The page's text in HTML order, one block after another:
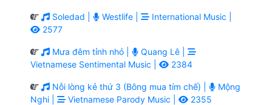
Soledad | Westlife |
International Music |
2577
Mưa đêm tỉnh nhỏ |
Quang Lê |
Vietnamese Sentimental Music |
2384
Nỗi lòng kẻ thứ 3 (Bông mua tím chế) |
Mộng
Nghi |
Vietnamese Parody Music | 2355